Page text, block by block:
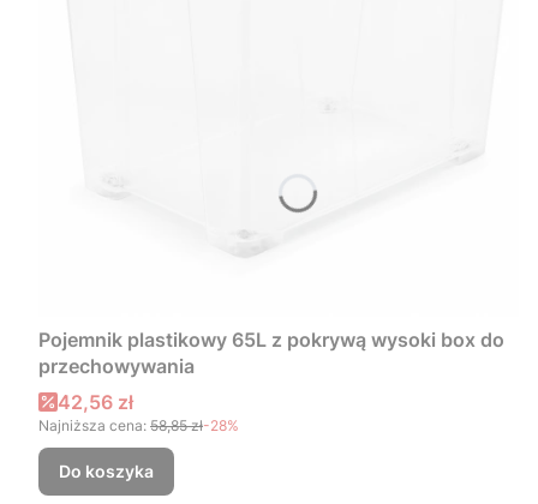
Pojemnik plastikowy 65L z pokrywą wysoki box do
przechowywania
Cena promocyjna
42,56 zł
Najniższa cena: 58,85 zł-28%
Do koszyka